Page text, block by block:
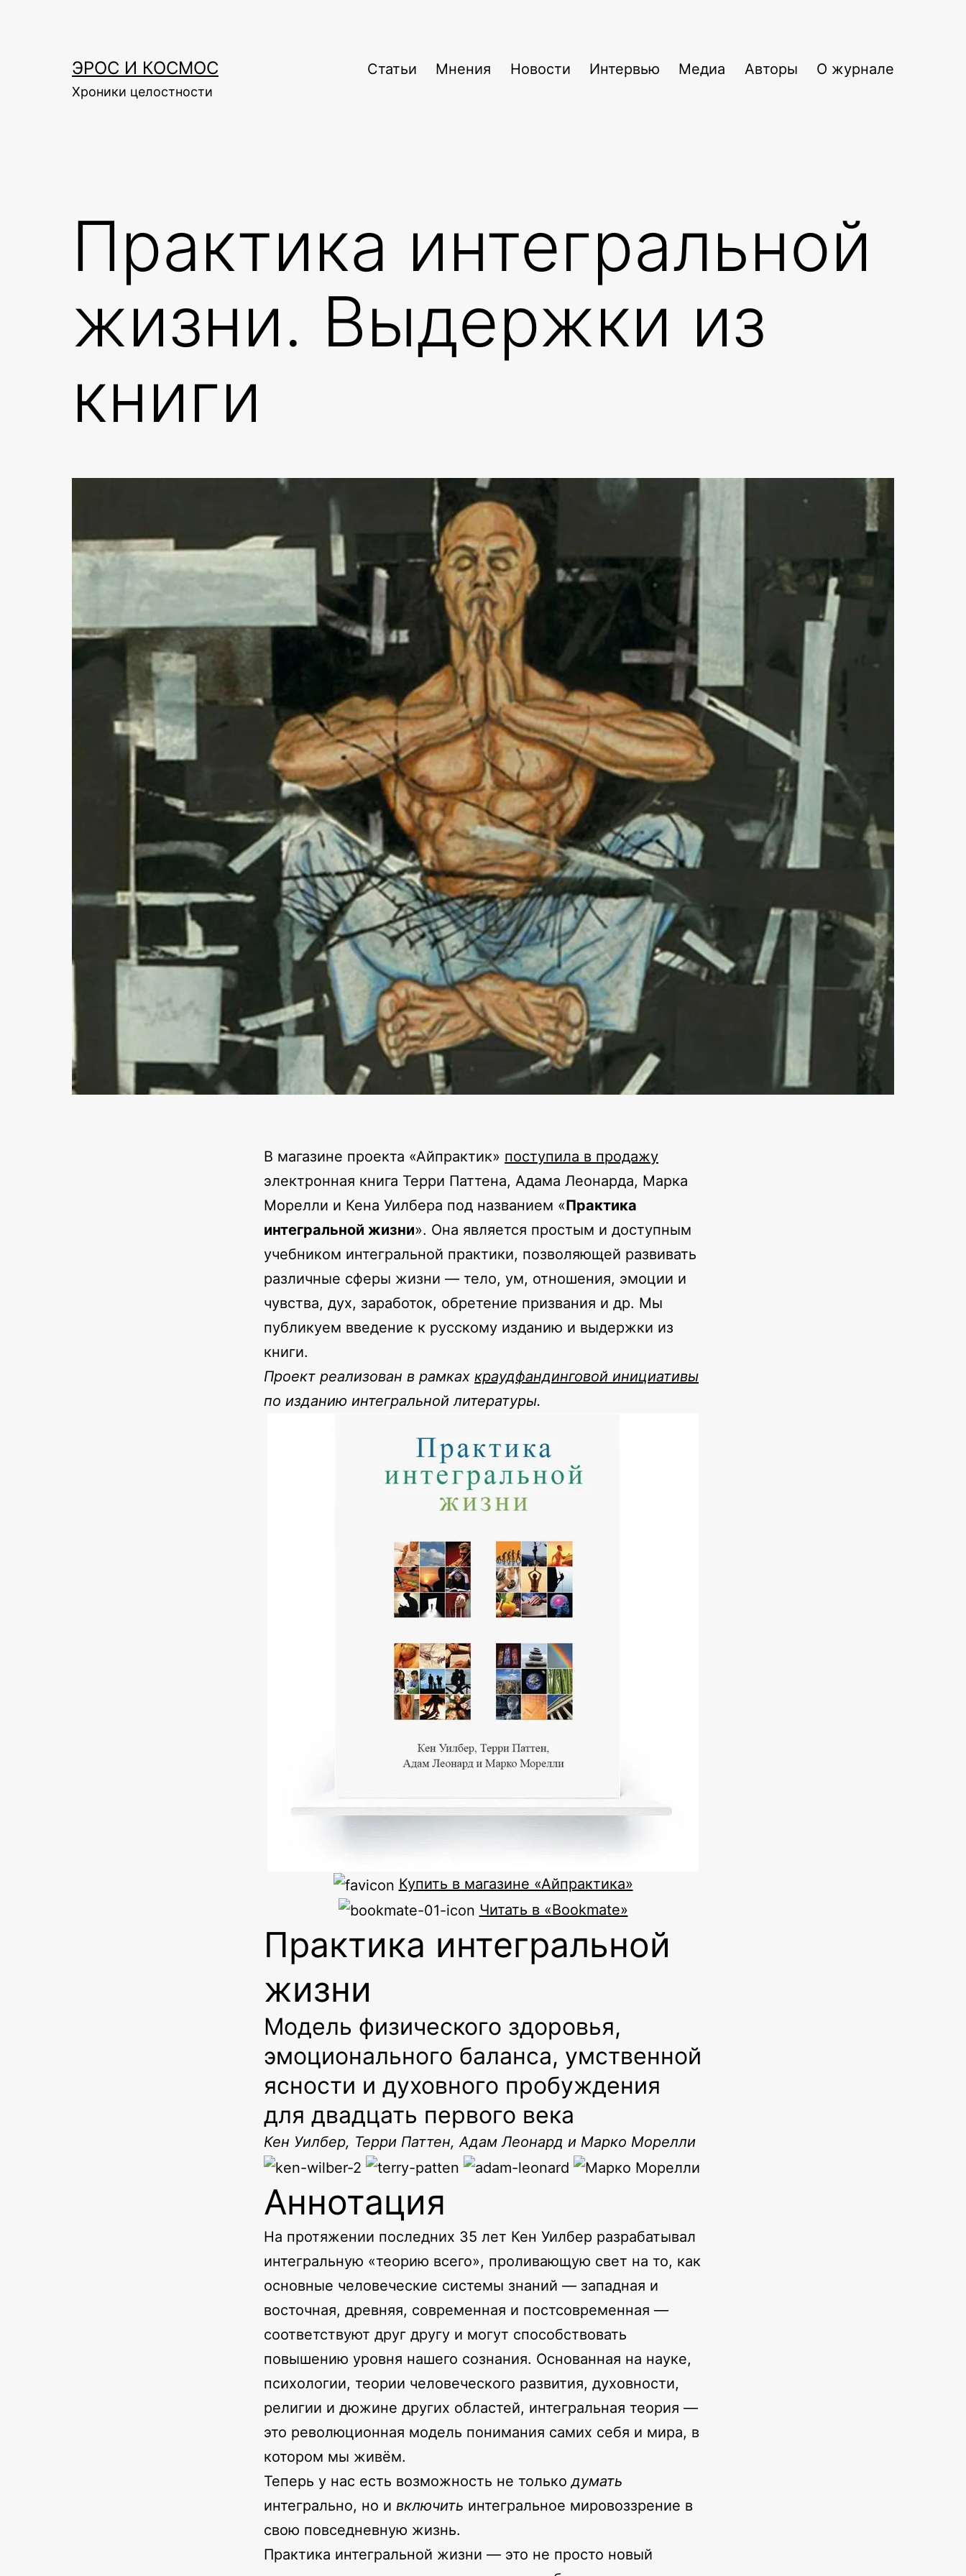
ЭРОС И КОСМОС
Хроники целостности
Статьи Мнения Новости Интервью Медиа Авторы О журнале
Практика интегральной
жизни. Выдержки из
книги
В магазине проекта «Айпрактик» поступила в продажу
электронная книга Терри Паттена, Адама Леонарда, Марка
Морелли и Кена Уилбера под названием «Практика
интегральной жизни». Она является простым и доступным
учебником интегральной практики, позволяющей развивать
различные сферы жизни — тело, ум, отношения, эмоции и
чувства, дух, заработок, обретение призвания и др. Мы
публикуем введение к русскому изданию и выдержки из
книги.
Проект реализован в рамках краудфандинговой инициативы
по изданию интегральной литературы.
Купить в магазине «Айпрактика»
Читать в «Bookmate»
Практика интегральной
жизни
Модель физического здоровья,
эмоционального баланса, умственной
ясности и духовного пробуждения
для двадцать первого века
Кен Уилбер, Терри Паттен, Адам Леонард и Марко Морелли
Аннотация
На протяжении последних 35 лет Кен Уилбер разрабатывал
интегральную «теорию всего», проливающую свет на то, как
основные человеческие системы знаний — западная и
восточная, древняя, современная и постсовременная —
соответствуют друг другу и могут способствовать
повышению уровня нашего сознания. Основанная на науке,
психологии, теории человеческого развития, духовности,
религии и дюжине других областей, интегральная теория —
это революционная модель понимания самих себя и мира, в
котором мы живём.
Теперь у нас есть возможность не толькодумать
интегрально, но и включить интегральное мировоззрение в
свою повседневную жизнь.
Практика интегральной жизни — это не просто новый